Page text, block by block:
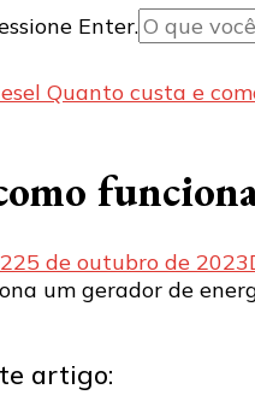
Enter.
Quanto custa e
25 de outubro de 2023
artigo: